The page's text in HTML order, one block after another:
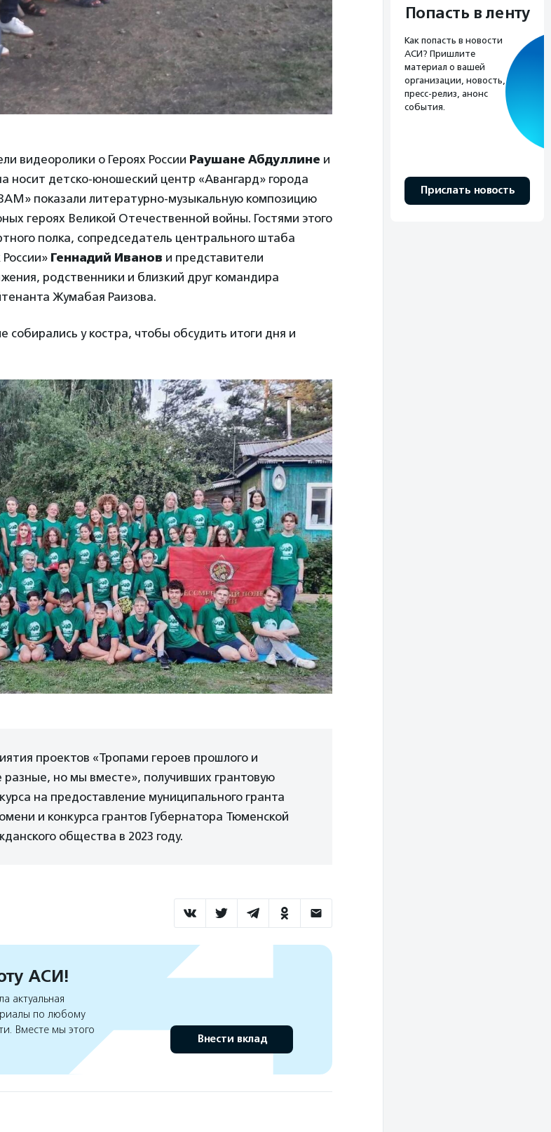
видеоролики о Героях России Раушане Абдуллине и
носит детско-юношеский центр «Авангард» города
показали литературно-музыкальную композицию
героях Великой Отечественной войны. Гостями этого
полка, сопредседатель центрального штаба
Геннадий Иванов и представители
родственники и близкий друг командира
Жумабая Раизова.
собирались у костра, чтобы обсудить итоги дня и
проектов «Тропами героев прошлого и
но мы вместе», получивших грантовую
на предоставление муниципального гранта
и конкурса грантов Губернатора Тюменской
общества в 2023 году.
АСИ!
актуальная
по любому
Вместе мы этого
Внести вклад
Попасть в ленту
Как попасть в новости
АСИ? Пришлите
материал о вашей
организации, новость,
пресс-релиз, анонс
события.
Прислать новость